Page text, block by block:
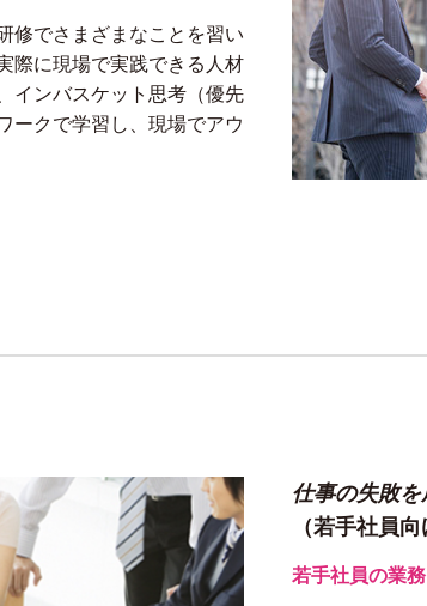
修でさまざまなことを習い
際に現場で実践できる人材
インバスケット思考（優先
ークで学習し、現場でアウ
仕事の失敗
（若手社員
若手社員の業